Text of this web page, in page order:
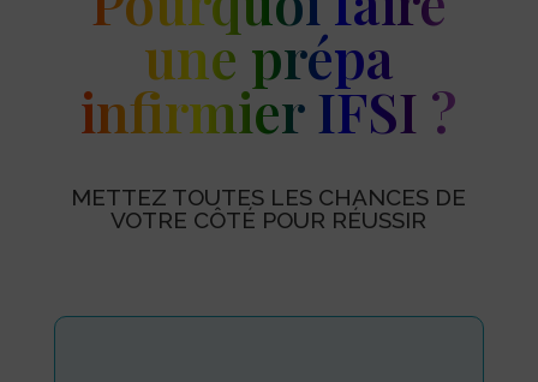
une prépa
infirmier IFSI ?
METTEZ TOUTES LES CHANCES DE
VOTRE CÔTÉ POUR RÉUSSIR